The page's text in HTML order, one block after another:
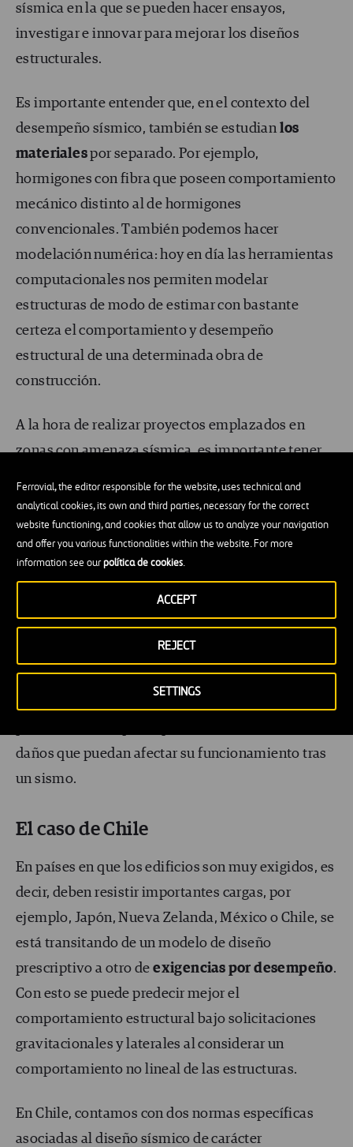
Ferrovial, the editor responsible for the website, uses technical and
analytical cookies, its own and third parties, necessary for the correct
website functioning, and cookies that allow us to analyze your navigation
and offer you various functionalities within the website. For more
information see ourpolítica de cookies.
SETTINGS
REJECT
ACCEPT
sísmica en la que se pueden hacer ensayos,
investigar e innovar para mejorar los diseños
estructurales.
Es importante entender que, en el contexto del
desempeño sísmico, también se estudianlos
materialespor separado. Por ejemplo,
hormigones con fibra que poseen comportamiento
mecánico distinto al de hormigones
convencionales. También podemos hacer
modelación numérica: hoy en día las herramientas
computacionales nos permiten modelar
estructuras de modo de estimar con bastante
certeza el comportamiento y desempeño
estructural de una determinada obra de
construcción.
A la hora de realizar proyectos emplazados en
zonas con amenaza sísmica, es importante tener
Actualmente, los países con mayor actividad
sísmica del planeta tienen adicionalmente como
referente las recomendaciones de la Agencia
Unidos (FEMA, por sus siglas en inglés). En lo
particular,FEMA P-58,‘Development of Next
Generation Performance-Based Seismic Design
Procedures for New and Existing Buildings’. Esta
daños que puedan afectar su funcionamiento tras
un sismo.
El caso de Chile
En países en que los edificios son muy exigidos, es
decir, deben resistir importantes cargas, por
ejemplo, Japón, Nueva Zelanda, México o Chile, se
está transitando de un modelo de diseño
prescriptivo a otro deexigencias por desempeño.
Con esto se puede predecir mejor el
comportamiento estructural bajo solicitaciones
gravitacionales y laterales al considerar un
comportamiento no lineal de las estructuras.
En Chile, contamos con dos normas específicas
asociadas al diseño sísmico de carácter